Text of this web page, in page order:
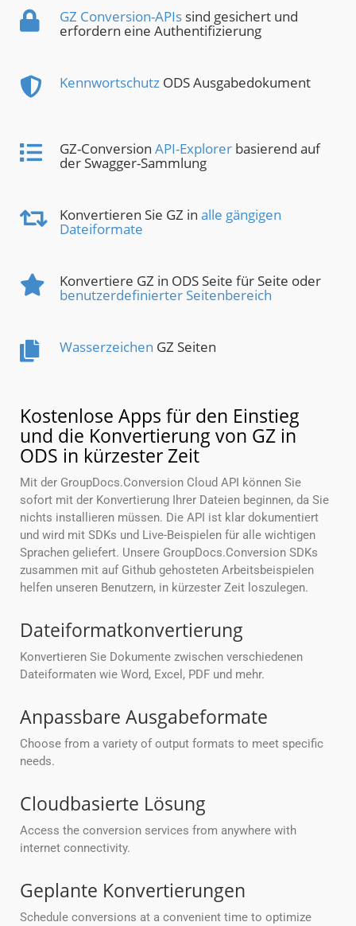
GZ Conversion-APIs sind gesichert und
erfordern eine Authentifizierung
Kennwortschutz ODS Ausgabedokument
GZ-Conversion API-Explorer basierend auf
der Swagger-Sammlung
Konvertieren Sie GZ in alle gängigen
Dateiformate
Konvertiere GZ in ODS Seite für Seite oder
benutzerdefinierter Seitenbereich
Wasserzeichen GZ Seiten
Kostenlose Apps für den Einstieg
und die Konvertierung von GZ in
ODS in kürzester Zeit
Mit der GroupDocs.Conversion Cloud API können Sie
sofort mit der Konvertierung Ihrer Dateien beginnen, da Sie
nichts installieren müssen. Die API ist klar dokumentiert
und wird mit SDKs und Live-Beispielen für alle wichtigen
Sprachen geliefert. Unsere GroupDocs.Conversion SDKs
zusammen mit auf Github gehosteten Arbeitsbeispielen
helfen unseren Benutzern, in kürzester Zeit loszulegen.
Dateiformatkonvertierung
Konvertieren Sie Dokumente zwischen verschiedenen
Dateiformaten wie Word, Excel, PDF und mehr.
Anpassbare Ausgabeformate
Choose from a variety of output formats to meet specific
needs.
Cloudbasierte Lösung
Access the conversion services from anywhere with
internet connectivity.
Geplante Konvertierungen
Schedule conversions at a convenient time to optimize